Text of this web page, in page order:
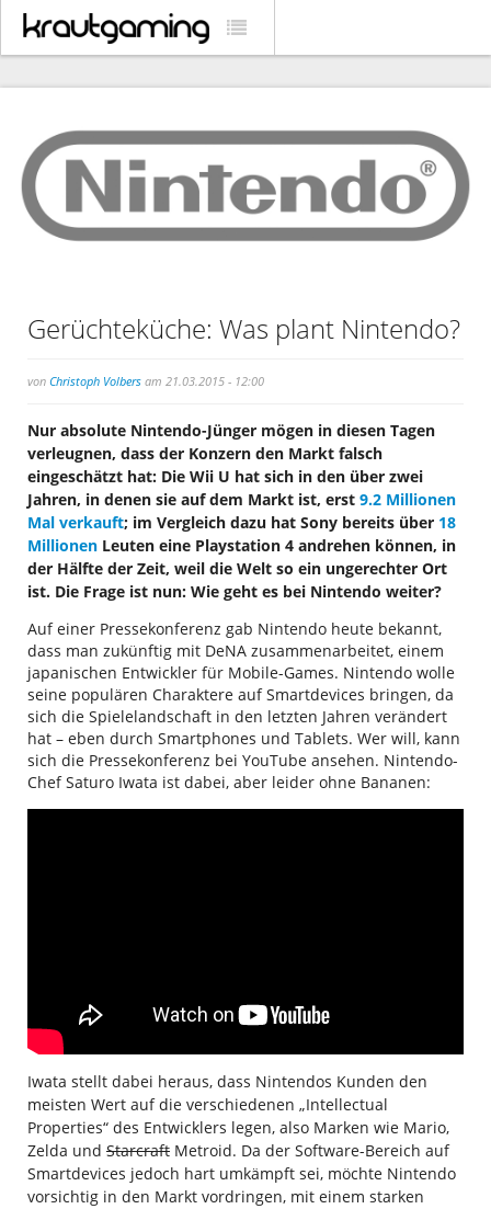
Gerüchteküche: Was plant Nintendo?
von Christoph Volbers am 21.03.2015 - 12:00
Nur absolute Nintendo-Jünger mögen in diesen Tagen
verleugnen, dass der Konzern den Markt falsch
eingeschätzt hat: Die Wii U hat sich in den über zwei
Jahren, in denen sie auf dem Markt ist, erst 9.2 Millionen
Mal verkauft; im Vergleich dazu hat Sony bereits über 18
Millionen Leuten eine Playstation 4 andrehen können, in
der Hälfte der Zeit, weil die Welt so ein ungerechter Ort
ist. Die Frage ist nun: Wie geht es bei Nintendo weiter?
Auf einer Pressekonferenz gab Nintendo heute bekannt,
dass man zukünftig mit DeNA zusammenarbeitet, einem
japanischen Entwickler für Mobile-Games. Nintendo wolle
seine populären Charaktere auf Smartdevices bringen, da
sich die Spielelandschaft in den letzten Jahren verändert
hat – eben durch Smartphones und Tablets. Wer will, kann
sich die Pressekonferenz bei YouTube ansehen. Nintendo-
Chef Saturo Iwata ist dabei, aber leider ohne Bananen:
Iwata stellt dabei heraus, dass Nintendos Kunden den
meisten Wert auf die verschiedenen „Intellectual
Properties“ des Entwicklers legen, also Marken wie Mario,
Zelda und Starcraft Metroid. Da der Software-Bereich auf
Smartdevices jedoch hart umkämpft sei, möchte Nintendo
vorsichtig in den Markt vordringen, mit einem starken